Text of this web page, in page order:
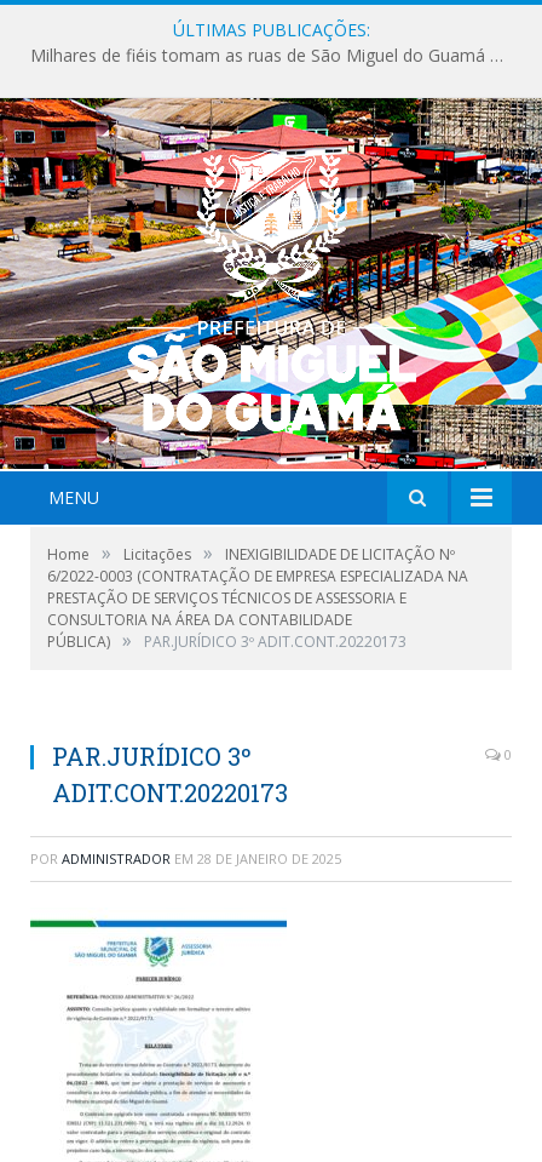
ÚLTIMAS PUBLICAÇÕES:
Milhares de fiéis tomam as ruas de São Miguel do Guamá em uma grande celebração de fé na Marcha para Jesus 2026.
MENU
Home » Licitações »
INEXIGIBILIDADE DE LICITAÇÃO Nº
6/2022-0003 (CONTRATAÇÃO DE EMPRESA ESPECIALIZADA NA
PRESTAÇÃO DE SERVIÇOS TÉCNICOS DE ASSESSORIA E
CONSULTORIA NA ÁREA DA CONTABILIDADE
PÚBLICA) » PAR.JURÍDICO 3º ADIT.CONT.20220173
PAR.JURÍDICO 3º
ADIT.CONT.20220173
0
POR ADMINISTRADOR EM 28 DE JANEIRO DE 2025